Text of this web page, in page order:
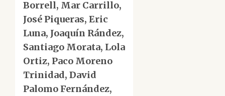
Borrell, Mar Carrillo,
José Piqueras, Eric
Luna, Joaquín Rández,
Santiago Morata, Lola
Ortiz, Paco Moreno
Trinidad, David
Palomo Fernández,